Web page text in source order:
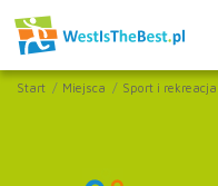
Start Miejsca Sport i rekreacja